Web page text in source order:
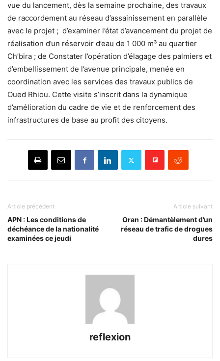
vue du lancement, dès la semaine prochaine, des travaux
de raccordement au réseau d’assainissement en parallèle
avec le projet ; d’examiner l’état d’avancement du projet de
réalisation d’un réservoir d’eau de 1 000 m³ au quartier
Ch’bira ; de Constater l’opération d’élagage des palmiers et
d’embellissement de l’avenue principale, menée en
coordination avec les services des travaux publics de
Oued Rhiou. Cette visite s’inscrit dans la dynamique
d’amélioration du cadre de vie et de renforcement des
infrastructures de base au profit des citoyens.
Article précédent
APN : Les conditions de
déchéance de la nationalité
examinées ce jeudi
Article suivant
Oran : Démantèlement d’un
réseau de trafic de drogues
dures
reflexion